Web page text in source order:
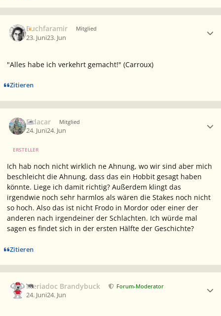
Buchfaramir Mitglied
23. Juni23. Jun
"Alles habe ich verkehrt gemacht!" (Carroux)
Zitieren
Eldacar Mitglied
24. Juni24. Jun
ERSTELLER
Ich hab noch nicht wirklich ne Ahnung, wo wir sind aber mich
beschleicht die Ahnung, dass das ein Hobbit gesagt haben
könnte. Liege ich damit richtig? Außerdem klingt das
irgendwie noch sehr harmlos als wären die Stakes noch nicht
so hoch. Also das ist nicht Frodo in Mordor oder einer der
anderen nach irgendeiner der Schlachten. Ich würde mal
sagen es findet sich in der ersten Hälfte der Geschichte?
Zitieren
Meriadoc Brandybuck Forum-Moderator
24. Juni24. Jun